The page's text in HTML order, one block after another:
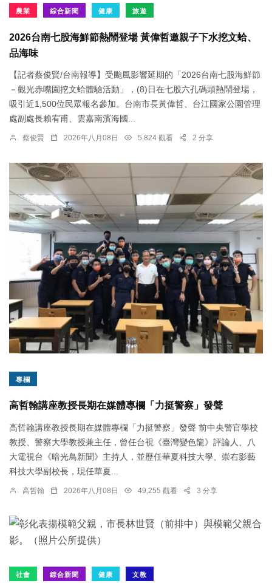
農業 綜合新聞 健康 旅遊
2026台南七股海鮮節熱鬧登場 黃偉哲邀親子下水挖文蛤、
品海味
【記者蔡俊賢/台南報導】受颱風影響延期的「2026台南七股海鮮節
－觀光赤嘴園挖文蛤體驗活動」，(8)日在七股六孔碼頭熱鬧登場，
吸引近1,500位民眾報名參加。台南市長黃偉哲、台江國家公園管理
處副處長賴宥甫、雲嘉南濱海國...
蔡俊賢 2026年八月08日 5,824 觀看 2 分享
專欄
高哲翰講座教授長期在媒體專欄「力挺警察」發聲
高哲翰講座教授長期在媒體專欄「力挺警察」發聲 前中央警官學校
教授、警察大學教授兼主任，曾任台視《臺灣變色龍》評論人、八
大電視台《暗光鳥新聞》主持人，並歷任華夏科技大學、崇右影藝
科技大學副校長，現任華夏...
高哲翰 2026年八月08日 49,255 觀看 3 分享
社會 綜合新聞 健康 文教